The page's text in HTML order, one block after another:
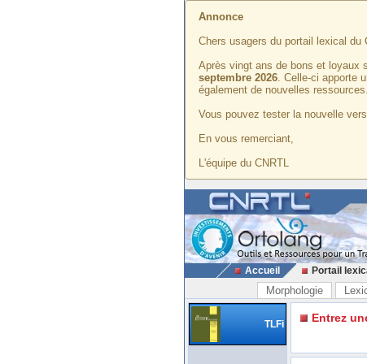
Annonce
Chers usagers du portail lexical du
Après vingt ans de bons et loyaux
septembre 2026. Celle-ci apporte
également de nouvelles ressources.
Vous pouvez tester la nouvelle
En vous remerciant,
L'équipe du CNRTL
Accueil Portail
Morphologie
TLFi Entrez